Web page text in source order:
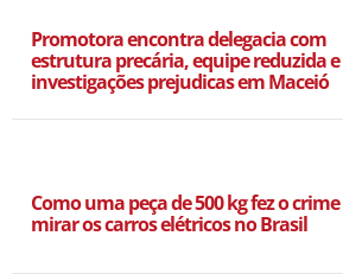
Promotora encontra delegacia com
estrutura precária, equipe reduzida e
investigações prejudicas em Maceió
Como uma peça de 500 kg fez o crime
mirar os carros elétricos no Brasil